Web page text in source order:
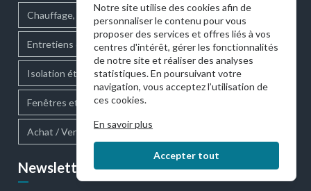
Chauffage, climatisation
Entretiens des parties communes Gestion de l'eau
Isolation étanchéité Sécurité Communiqués
Fenêtres et baies vitrées
Achat / Vente d'un bien
Newsletter
Notre site utilise des cookies afin de
personnaliser le contenu pour vous
proposer des services et offres liés à vos
centres d'intérêt, gérer les fonctionnalités
de notre site et réaliser des analyses
statistiques. En poursuivant votre
navigation, vous acceptez l’utilisation de
ces cookies.
En savoir plus
Accepter tout